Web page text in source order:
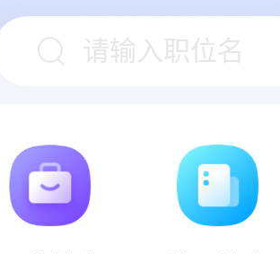
请输入职位名